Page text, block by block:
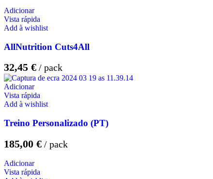
Adicionar
Vista rápida
Add à wishlist
AllNutrition Cuts4All
32,45 €
Adicionar
Vista rápida
Add à wishlist
Treino Personalizado (PT)
185,00 €
Adicionar
Vista rápida